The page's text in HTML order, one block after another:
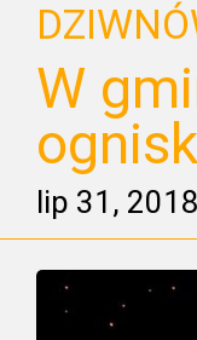
W
lip 31, 2018